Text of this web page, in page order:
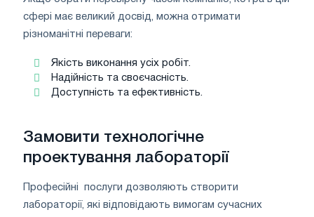
сфері має великий досвід, можна отримати
різноманітні переваги:
Якість виконання усіх робіт.
Надійність та своєчасність.
Доступність та ефективність.
Замовити технологічне
проектування лабораторії
Професійні послуги дозволяють створити
лабораторії, які відповідають вимогам сучасних